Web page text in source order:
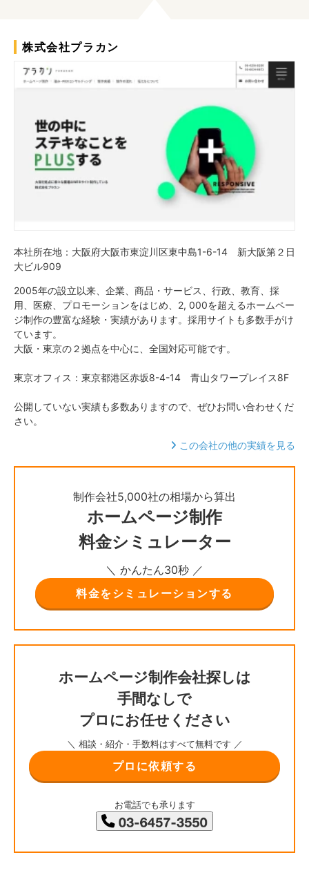
株式会社プラカン
本社所在地：大阪府大阪市東淀川区東中島1-6-14 新大阪第２日
大ビル909
2005年の設立以来、企業、商品・サービス、行政、教育、採
用、医療、プロモーションをはじめ、2, 000を超えるホームペー
ジ制作の豊富な経験・実績があります。採用サイトも多数手がけ
ています。
大阪・東京の２拠点を中心に、全国対応可能です。
東京オフィス：東京都港区赤坂8-4-14 青山タワープレイス8F
公開していない実績も多数ありますので、ぜひお問い合わせくだ
さい。
この会社の他の実績を見る
制作会社5,000社の相場から算出
ホームページ制作
料金シミュレーター
＼ かんたん30秒 ／
料金をシミュレーションする
ホームページ制作会社探しは
手間なしで
プロにお任せください
＼ 相談・紹介・手数料はすべて無料です ／
プロに依頼する
お電話でも承ります